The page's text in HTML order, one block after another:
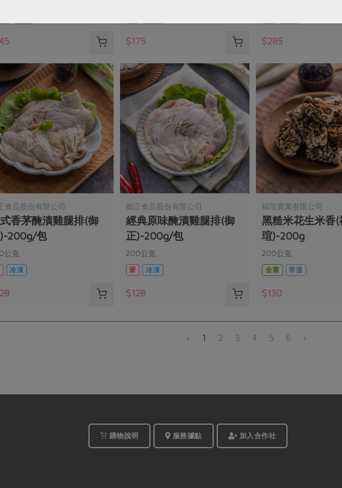
$175 $285
食品股份有限公司
香茅醃漬雞腿排(御
200g/包
公克
冷凍
御正食品股份有限公司
經典原味醃漬雞腿排(御
正)-200g/包
200公克
葷
冷凍
$128
福瑄實業有限公司
黑糙米花生米香(
瑄)-200g
200公克
全素
常溫
$130
‹ 1 2 3 4 5 6 ›
購物說明 服務據點 加入合作社